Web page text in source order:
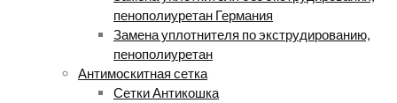
пенополиуретан Германия
Замена уплотнителя по экструдированию,
пенополиуретан
Антимоскитная сетка
Сетки Антикошка